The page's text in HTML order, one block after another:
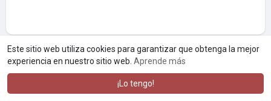
Este sitio web utiliza cookies para garantizar que obtenga la mejor
experiencia en nuestro sitio web. Aprende más
¡Lo tengo!